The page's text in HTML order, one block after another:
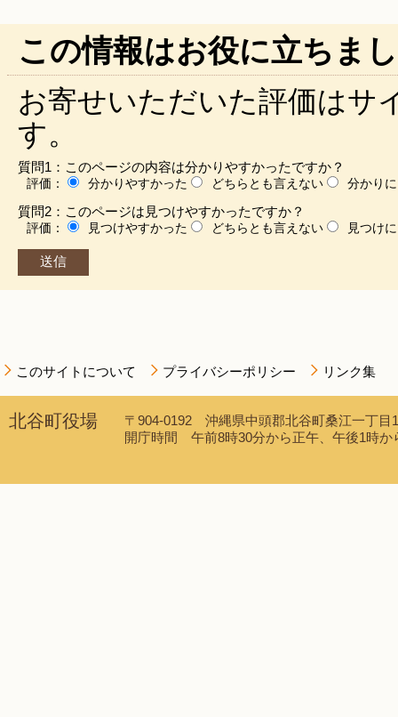
この情報はお役に立ちま
お寄せいただいた評価はサ
す。
質問1：このページの内容は分かりやすかったですか？
評価： 分かりやすかった どちらとも言えない 分かり
質問2：このページは見つけやすかったですか？
評価： 見つけやすかった どちらとも言えない 見つけ
このサイトについて プライバシーポリシー リンク集
北谷町役場
〒904-0192 沖縄県中頭郡北谷町桑江一丁
開庁時間 午前8時30分から正午、午後1時か